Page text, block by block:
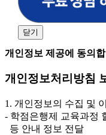
향에 맞는 최적의
어, 해커스일본어, 해커
원, 해커스경찰, 해커스
사, 해커스편입 등)
3. 개인정보 보유/
외하고는 회원탈퇴
원이거나 상담 시로
소비자 불만 또는 분
닫기
개인정보 제공에 동의
개인정보처리방침
1. 개인정보의 수집 및
- 학점은행제 교육과정
등 안내 정보 전달